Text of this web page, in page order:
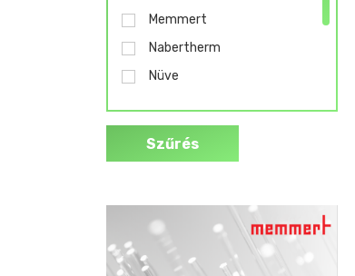
Memmert
Nabertherm
Nüve
Varialux
Szűrés